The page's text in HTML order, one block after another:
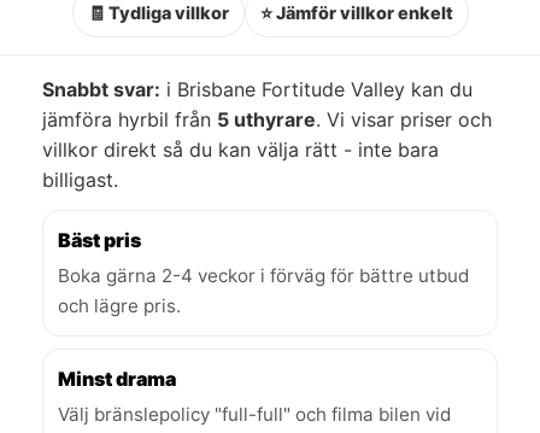
🧾 Tydliga villkor ⭐ Jämför villkor enkelt
Snabbt svar: i Brisbane Fortitude Valley kan du
jämföra hyrbil från 5 uthyrare. Vi visar priser och
villkor direkt så du kan välja rätt - inte bara
billigast.
Bäst pris
Boka gärna 2-4 veckor i förväg för bättre utbud
och lägre pris.
Minst drama
Välj bränslepolicy "full-full" och filma bilen vid